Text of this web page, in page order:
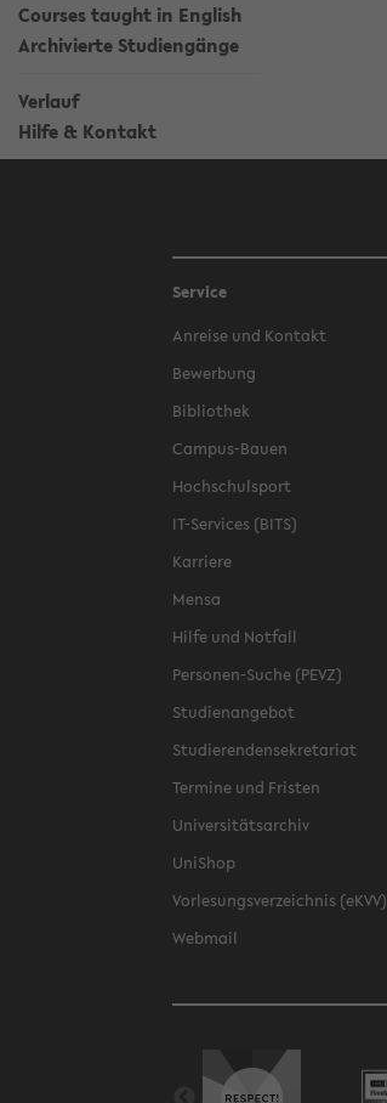
Courses taught in English
Archivierte Studiengänge
Verlauf
Hilfe & Kontakt
Service
Anreise und Kontakt
Bewerbung
Bibliothek
Campus-Bauen
Hochschulsport
IT-Services (BITS)
Karriere
Mensa
Hilfe und Notfall
Personen-Suche (PEVZ)
Studienangebot
Studierendensekretariat
Termine und Fristen
Universitätsarchiv
UniShop
Vorlesungsverzeichnis (eKVV)
Webmail